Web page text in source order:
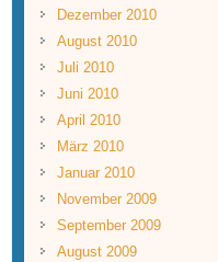
Dezember 2010
August 2010
Juli 2010
Juni 2010
April 2010
März 2010
Januar 2010
November 2009
September 2009
August 2009